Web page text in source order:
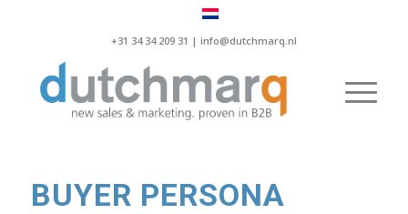
+31 34 34 209 31 | info@dutchmarq.nl
BUYER PERSONA